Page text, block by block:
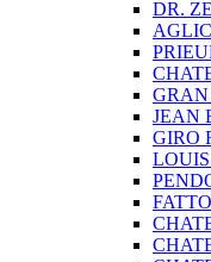
DR.
JEAN
GIRO